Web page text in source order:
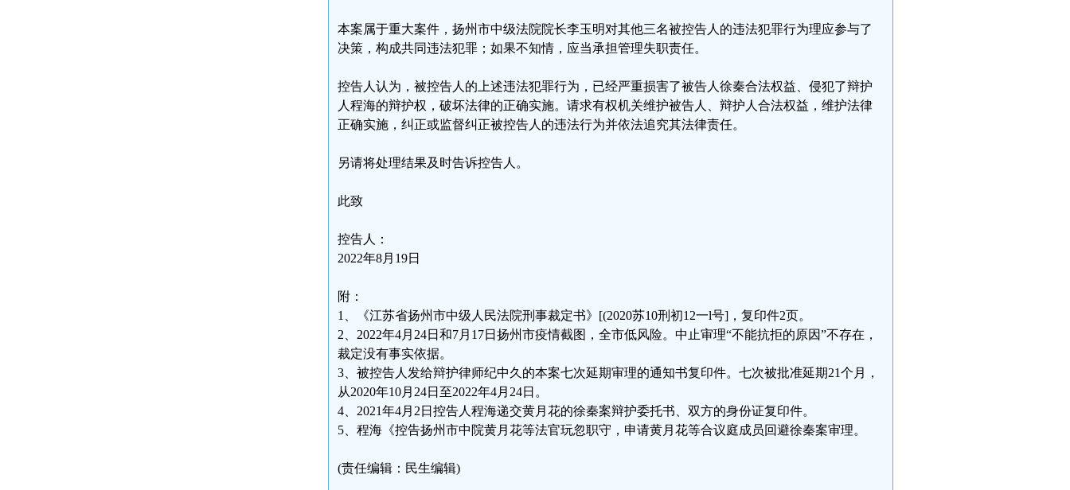
本案属于重大案件，扬州市中级法院院长李玉明对其他三名被控告人的违法犯罪行为理应参与了
决策，构成共同违法犯罪；如果不知情，应当承担管理失职责任。
控告人认为，被控告人的上述违法犯罪行为，已经严重损害了被告人徐秦合法权益、侵犯了辩护
人程海的辩护权，破坏法律的正确实施。请求有权机关维护被告人、辩护人合法权益，维护法律
正确实施，纠正或监督纠正被控告人的违法行为并依法追究其法律责任。
另请将处理结果及时告诉控告人。
此致
控告人：
2022年8月19日
附：
1、《江苏省扬州市中级人民法院刑事裁定书》[(2020苏10刑初12一l号]，复印件2页。
2、2022年4月24日和7月17日扬州市疫情截图，全市低风险。中止审理“不能抗拒的原因”不存在，
裁定没有事实依据。
3、被控告人发给辩护律师纪中久的本案七次延期审理的通知书复印件。七次被批准延期21个月，
从2020年10月24日至2022年4月24日。
4、2021年4月2日控告人程海递交黄月花的徐秦案辩护委托书、双方的身份证复印件。
5、程海《控告扬州市中院黄月花等法官玩忽职守，申请黄月花等合议庭成员回避徐秦案审理。
(责任编辑：民生编辑)